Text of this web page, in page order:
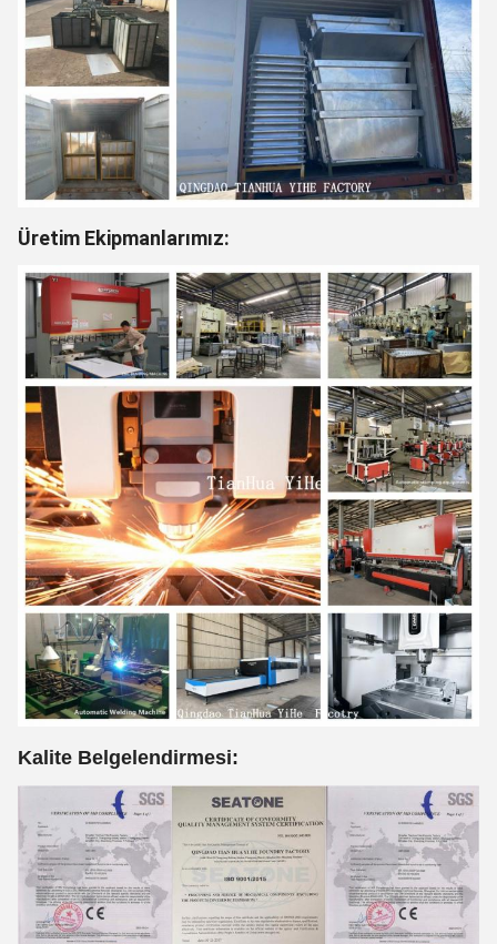
Üretim Ekipmanlarımız:
Kalite Belgelendirmesi: